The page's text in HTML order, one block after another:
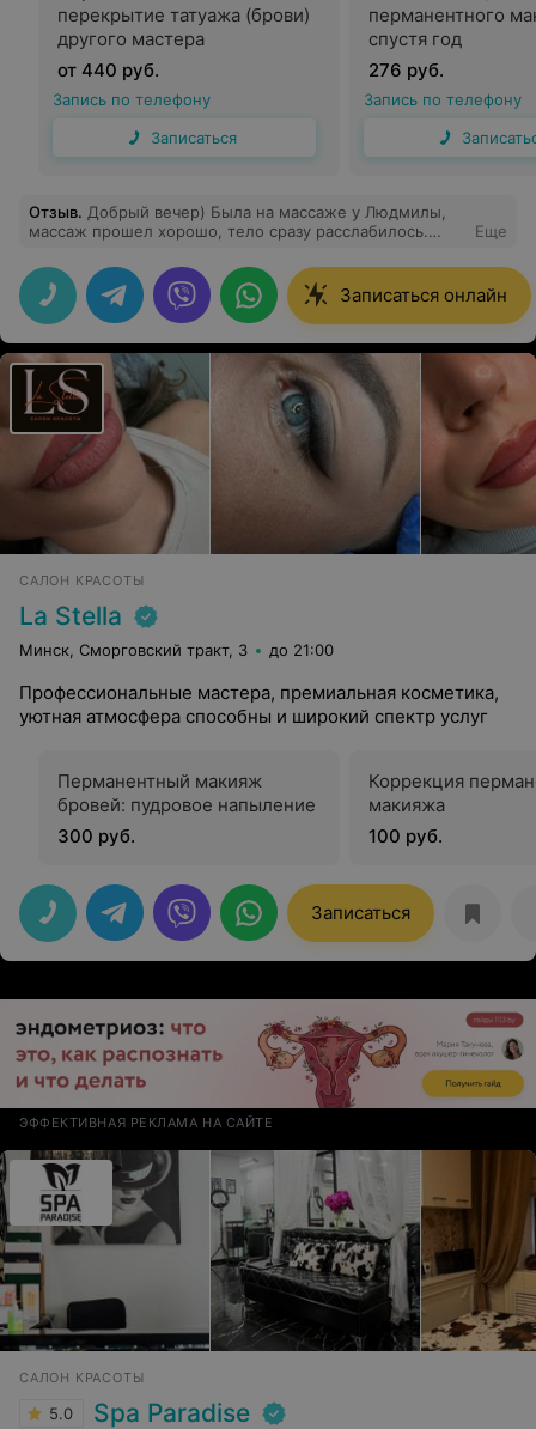
перекрытие татуажа (брови)
другого мастера
от 440 руб.
Запись по телефону
Записаться
перманентного
спустя год
276 руб.
Запись по телефону
Отзыв. Добрый вечер) Была на массаже у Людмилы,
массаж прошел хорошо, тело сразу расслабилось.
особо беспокоили ) Приятная и расслабляющая
атмосфера в салоне )
Еще
Записаться онлайн
САЛОН КРАСОТЫ
La Stella
Минск, Сморговский тракт, 3 до 21:00
Профессиональные мастера, премиальная косметика,
уютная атмосфера способны и широкий спектр услуг
Перманентный макияж
бровей: пудровое напыление
300 руб.
Коррекция
макияжа
100 руб.
Записаться
ЭФФЕКТИВНАЯ РЕКЛАМА НА САЙТЕ
САЛОН КРАСОТЫ
5.0 Spa Paradise